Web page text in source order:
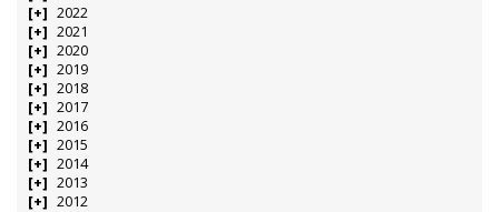
2022
2021
2020
2019
2018
2017
2016
2015
2014
2013
2012